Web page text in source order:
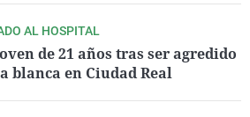
AL HOSPITAL
de 21 años tras ser agredido
blanca en Ciudad Real